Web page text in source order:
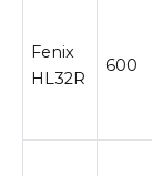
Fenix
HL32R
600